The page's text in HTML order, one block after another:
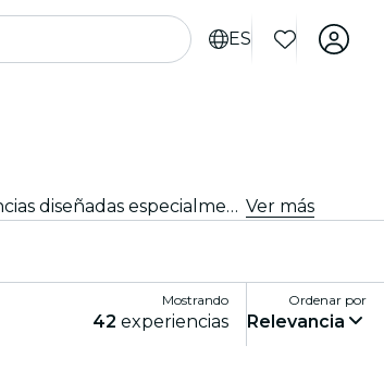
ES
¿Buscas cosas que hacer en Venecia para turistas? Descubre Venecia una aventura a la vez con estas emocionantes experiencias diseñadas especialmente para turistas. ¡Descubre lo mejor que hay para hacer! Ver más
Mostrando
42 experiencias
Ordenar por
Relevancia